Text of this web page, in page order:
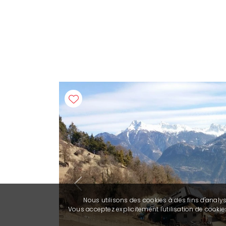
Previous
Nous utilisons des cookies à des fins
Vous acceptez explicitement l'utilisation de